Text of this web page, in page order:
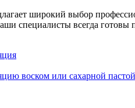
широкий выбор
специалисты всегда
воском или сахарной